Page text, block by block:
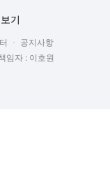
기
공지사항
임자 : 이호원